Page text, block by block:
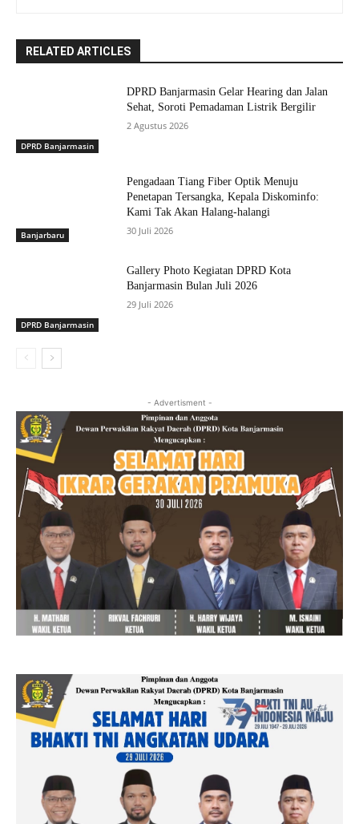
RELATED ARTICLES
DPRD Banjarmasin
DPRD Banjarmasin Gelar Hearing dan Jalan
Sehat, Soroti Pemadaman Listrik Bergilir
2 Agustus 2026
Banjarbaru
Pengadaan Tiang Fiber Optik Menuju
Penetapan Tersangka, Kepala Diskominfo:
Kami Tak Akan Halang-halangi
30 Juli 2026
DPRD Banjarmasin
Gallery Photo Kegiatan DPRD Kota
Banjarmasin Bulan Juli 2026
29 Juli 2026
- Advertisment -